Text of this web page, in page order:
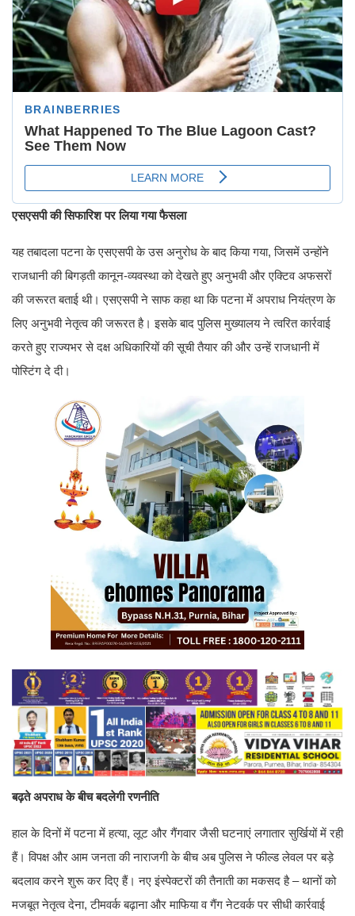
एसएसपी की सिफारिश पर लिया गया फैसला
यह तबादला पटना के एसएसपी के उस अनुरोध के बाद किया गया, जिसमें उन्होंने
राजधानी की बिगड़ती कानून-व्यवस्था को देखते हुए अनुभवी और एक्टिव अफसरों
की जरूरत बताई थी। एसएसपी ने साफ कहा था कि पटना में अपराध नियंत्रण के
लिए अनुभवी नेतृत्व की जरूरत है। इसके बाद पुलिस मुख्यालय ने त्वरित कार्रवाई
करते हुए राज्यभर से दक्ष अधिकारियों की सूची तैयार की और उन्हें राजधानी में
पोस्टिंग दे दी।
बढ़ते अपराध के बीच बदलेगी रणनीति
हाल के दिनों में पटना में हत्या, लूट और गैंगवार जैसी घटनाएं लगातार सुर्खियों में रही
हैं। विपक्ष और आम जनता की नाराजगी के बीच अब पुलिस ने फील्ड लेवल पर बड़े
बदलाव करने शुरू कर दिए हैं। नए इंस्पेक्टरों की तैनाती का मकसद है – थानों को
मजबूत नेतृत्व देना, टीमवर्क बढ़ाना और माफिया व गैंग नेटवर्क पर सीधी कार्रवाई